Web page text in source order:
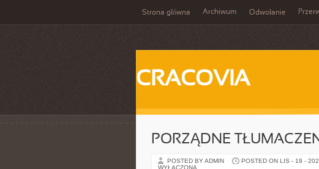
Strona główna Archiwum Odwołanie
CRACOVIA
PORZĄDNE
POSTED BY ADMIN POSTED ON LIS - 19 -
WYŁĄCZONA